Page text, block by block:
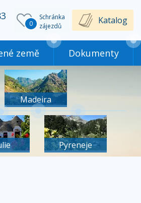
Schránka
zájezdů
0 Katalog
země Dokumenty
Madeira
Pyreneje